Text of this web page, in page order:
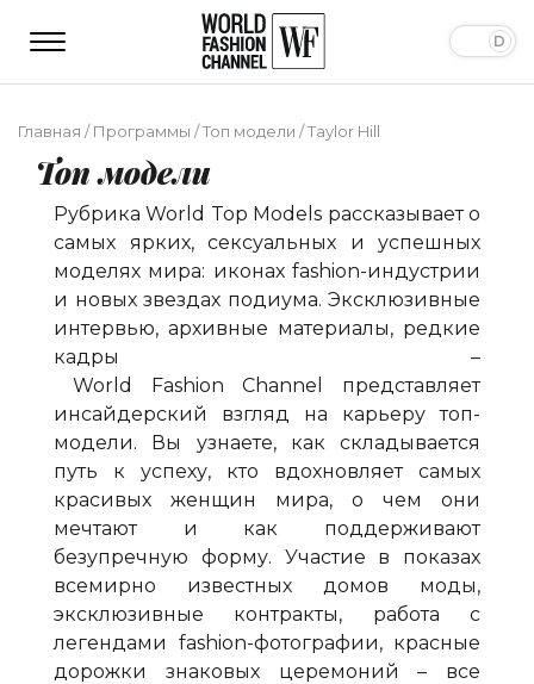
Главная /Программы /Топ модели /Taylor Hill
Топ модели
РубрикаWorld Top Models рассказывает о
самых ярких, сексуальных и успешных
моделях мира: иконах fashion-индустрии
и новых звездах подиума. Эксклюзивные
интервью, архивные материалы, редкие
кадры –
World
Fashion Channel
представляет
инсайдерский взгляд на карьеру топ-
модели. Вы узнаете, как складывается
путь к успеху, кто вдохновляет самых
красивых женщин мира, о чем они
мечтают и как поддерживают
безупречную форму. Участие в показах
всемирно известных домов моды,
эксклюзивные контракты, работа с
легендами fashion-фотографии, красные
дорожки знаковых церемоний – все